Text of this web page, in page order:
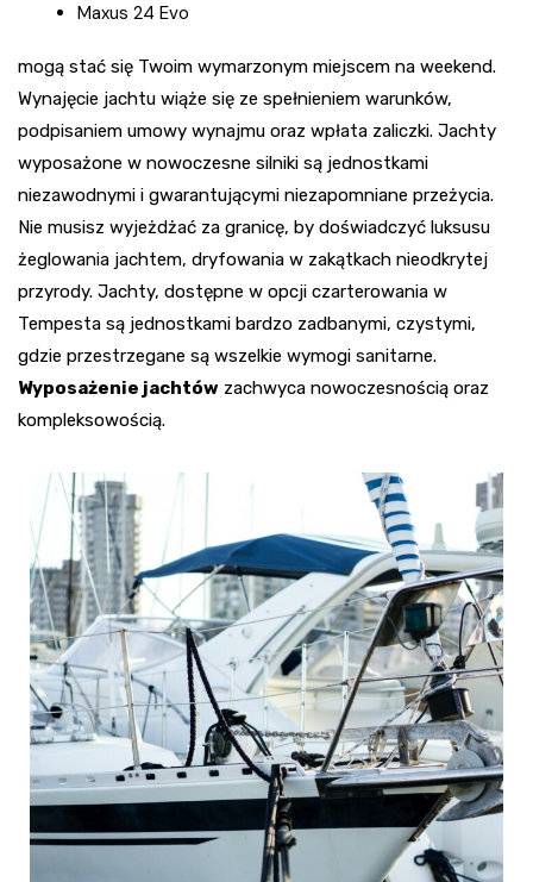
Maxus 24 Evo
mogą stać się Twoim wymarzonym miejscem na weekend.
Wynajęcie jachtu wiąże się ze spełnieniem warunków,
podpisaniem umowy wynajmu oraz wpłata zaliczki. Jachty
wyposażone w nowoczesne silniki są jednostkami
niezawodnymi i gwarantującymi niezapomniane przeżycia.
Nie musisz wyjeżdżać za granicę, by doświadczyć luksusu
żeglowania jachtem, dryfowania w zakątkach nieodkrytej
przyrody. Jachty, dostępne w opcji czarterowania w
Tempesta są jednostkami bardzo zadbanymi, czystymi,
gdzie przestrzegane są wszelkie wymogi sanitarne.
Wyposażenie jachtów zachwyca nowoczesnością oraz
kompleksowością.